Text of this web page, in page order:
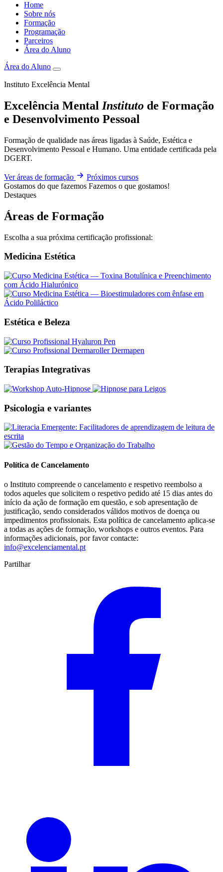
Home
Sobre nós
Formação
Programação
Parceiros
Área do Aluno
Área do Aluno
Instituto Excelência Mental
Excelência Mental Instituto de Formação
e Desenvolvimento Pessoal
Formação de qualidade nas áreas ligadas à Saúde, Estética e
Desenvolvimento Pessoal e Humano. Uma entidade certificada pela
DGERT.
Ver áreas de formação
Próximos cursos
Gostamos do que fazemos Fazemos o que gostamos!
Destaques
Áreas de Formação
Escolha a sua próxima certificação profissional:
Medicina Estética
Estética e Beleza
Terapias Integrativas
Psicologia e variantes
Política de Cancelamento
o Instituto compreende o cancelamento e respetivo reembolso a
todos aqueles que solicitem o respetivo pedido até 15 dias antes do
início da ação de formação em questão, e sob apresentação de
justificação, sendo considerados válidos motivos de doença ou
impedimentos profissionais. Esta política de cancelamento aplica-se
a todas as ações de formação, workshops e outros eventos. Para
informações adicionais, por favor contacte:
info@excelenciamental.pt
Partilhar